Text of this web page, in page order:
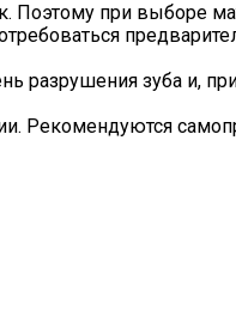
Поэтому при выборе
разрушения зуба и,
Рекомендуются